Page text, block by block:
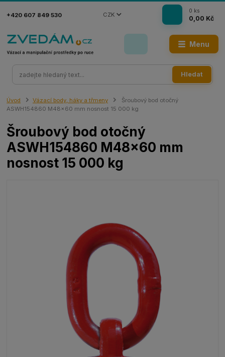
Menu
CZK
Hledat
+420 607 849 530
0 ks
0,00 Kč
Úvod Vázací body, háky a třmeny
Šroubový bod otočný
ASWH154860 M48x60 mm nosnost 15 000 kg
Šroubový bod otočný
ASWH154860 M48x60 mm
nosnost 15 000 kg